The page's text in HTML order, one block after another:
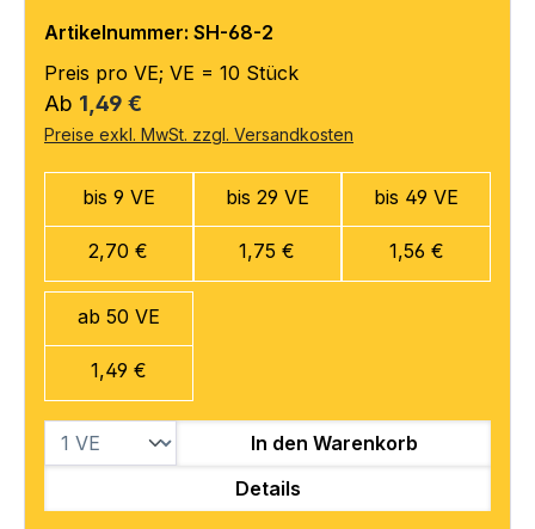
Artikelnummer: SH-68-2
Preis pro VE; VE = 10 Stück
Regulärer Preis:
Ab 1,49 €
Preise exkl. MwSt. zzgl. Versandkosten
bis 9 VE
2,70 €
bis 29 VE
1,75 €
bis 49 VE
1,56 €
ab 50 VE
1,49 €
In den Warenkorb
Details